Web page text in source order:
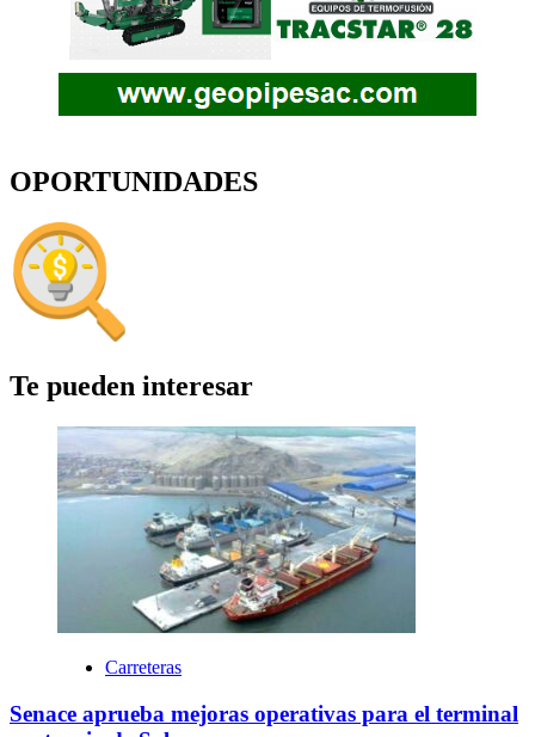
OPORTUNIDADES
Te pueden interesar
Carreteras
Senace aprueba mejoras operativas para el terminal